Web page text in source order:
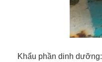
Khẩu phần dinh dưỡng: